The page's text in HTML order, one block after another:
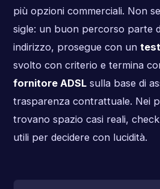
più opzioni commerciali. Non
sigle: un buon percorso parte
indirizzo, prosegue con un
svolto con criterio e termina
fornitore ADSLsulla base di
trasparenza contrattuale. Nei
trovano spazio casi reali,
utili per decidere con lucidità.